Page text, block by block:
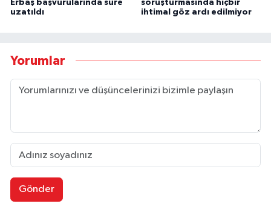
Erbaş başvurularında süre
uzatıldı
soruşturmasında hiçbir
ihtimal göz ardı edilmiyor
Yorumlar
Gönder